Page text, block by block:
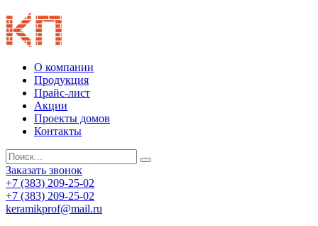
О компании
Продукция
Прайс-лист
Акции
Проекты домов
Контакты
Заказать звонок
+7 (383) 209-25-02
+7 (383) 209-25-02
keramikprof@mail.ru